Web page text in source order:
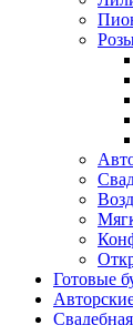
Готовые